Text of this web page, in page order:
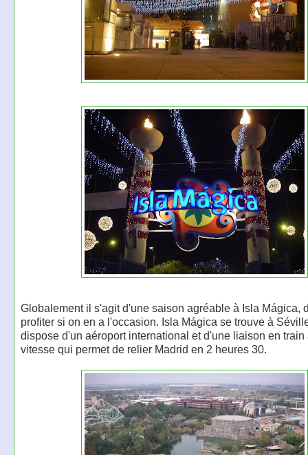
Globalement il s'agit d'une saison agréable à Isla Mágica,
profiter si on en a l'occasion. Isla Mágica se trouve à
dispose d'un aéroport international et d'une liaison en train
vitesse qui permet de relier Madrid en 2 heures 30.